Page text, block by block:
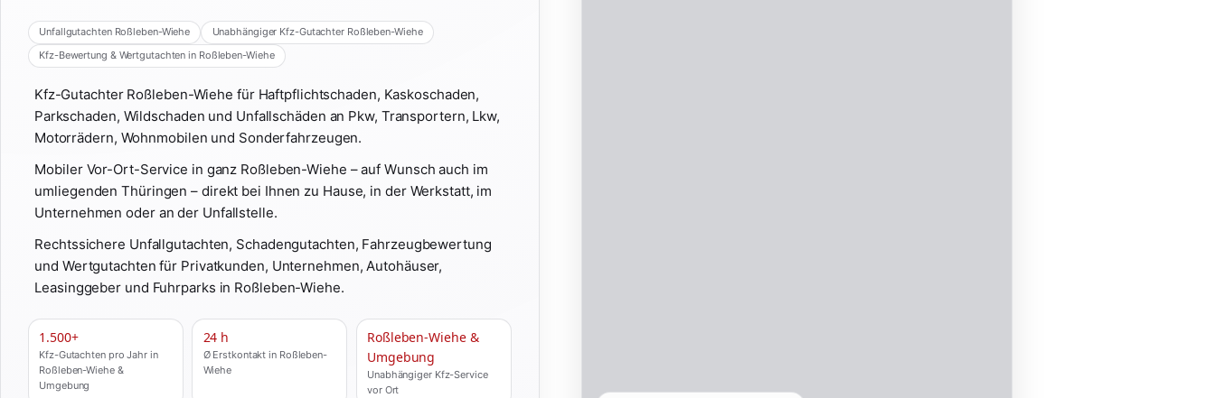
Unfallgutachten Roßleben-Wiehe
Unabhängiger Kfz-Gutachter Roßleben-Wiehe
Kfz-Bewertung & Wertgutachten in Roßleben-Wiehe
Kfz-Gutachter Roßleben-Wiehe für Haftpflichtschaden, Kaskoschaden,
Parkschaden, Wildschaden und Unfallschäden an Pkw, Transportern, Lkw,
Motorrädern, Wohnmobilen und Sonderfahrzeugen.
Mobiler Vor-Ort-Service in ganz Roßleben-Wiehe – auf Wunsch auch im
umliegenden Thüringen – direkt bei Ihnen zu Hause, in der Werkstatt, im
Unternehmen oder an der Unfallstelle.
Rechtssichere Unfallgutachten, Schadengutachten, Fahrzeugbewertung
und Wertgutachten für Privatkunden, Unternehmen, Autohäuser,
Leasinggeber und Fuhrparks in Roßleben-Wiehe.
1.500+
Kfz-Gutachten pro Jahr in
Roßleben-Wiehe &
Umgebung
24 h
Ø Erstkontakt in Roßleben-
Wiehe
Roßleben-Wiehe &
Umgebung
Unabhängiger Kfz-Service
vor Ort